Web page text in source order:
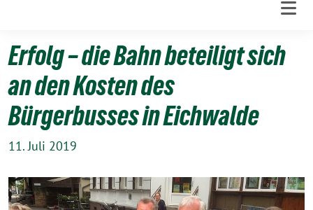
Erfolg – die Bahn beteiligt sich
an den Kosten des
Bürgerbusses in Eichwalde
11. Juli 2019